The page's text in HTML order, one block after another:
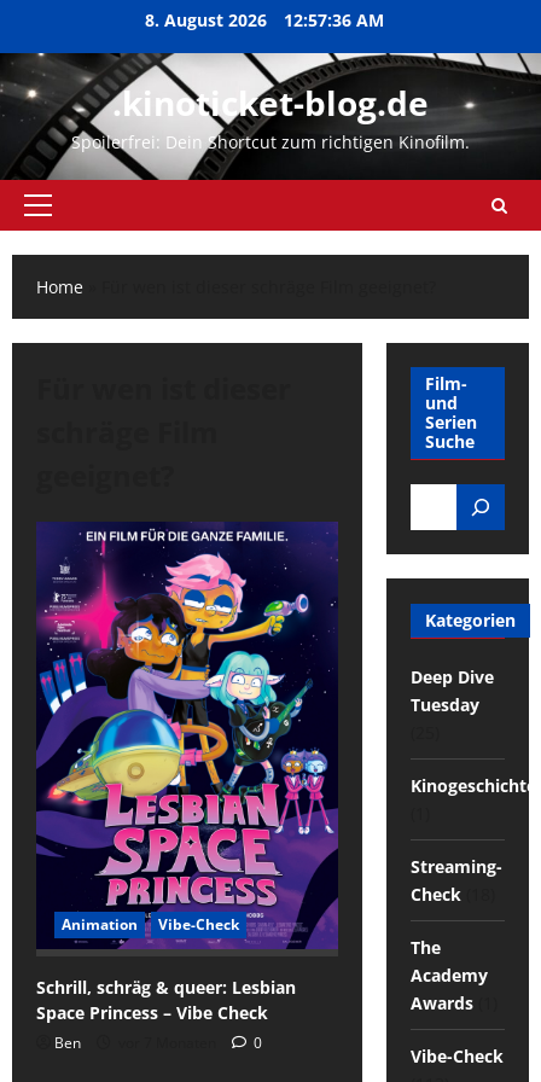
springen
8. August 2026 12:57:37 AM
.kinoticket-blog.de
Spoilerfrei: Dein Shortcut zum richtigen Kinofilm.
Primäres
Home
Animation Vibe-Check
Schrill, schräg & queer: Lesbian
Space Princess – Vibe Check
Ben 0
Film-
und
Serien
Suche
Search
Kategorien
Deep Dive
Tuesday
Kinogeschichte
Streaming-
Check(18)
The
Academy
Awards(1)
Vibe-Check